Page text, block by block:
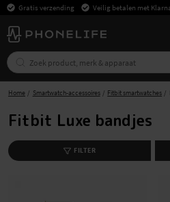
Gratis verzending Veilig betalen met
Home Smartwatch-accessoires Fitbit smartwatches
Fitbit Luxe bandjes
FILTER